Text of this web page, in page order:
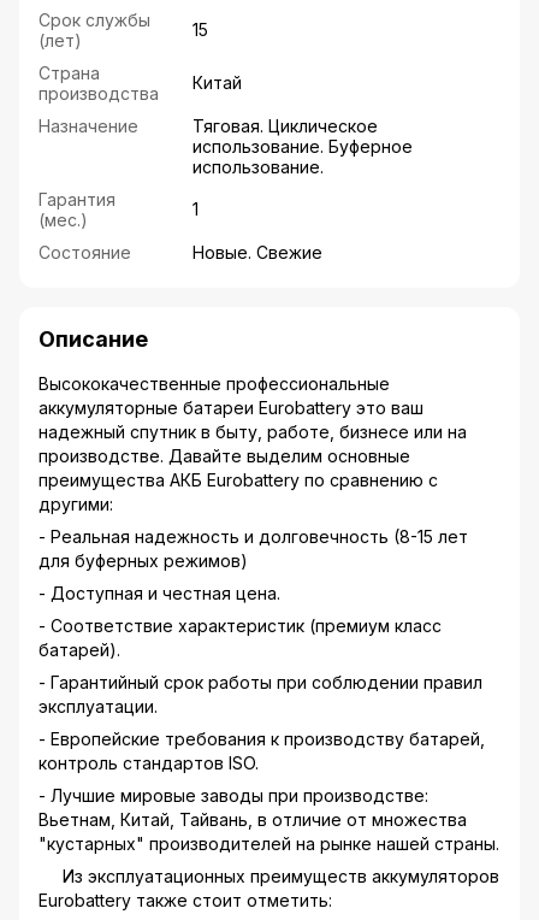
Срок службы
(лет)
15
Страна
производства
Китай
Назначение
Тяговая. Циклическое
использование. Буферное
использование.
Гарантия
(мес.)
1
Состояние Новые. Свежие
Описание
Высококачественные профессиональные
аккумуляторные батареи Eurobattery это ваш
надежный спутник в быту, работе, бизнесе или на
производстве. Давайте выделим основные
преимущества АКБ Eurobattery по сравнению с
другими:
- Реальная надежность и долговечность (8-15 лет
для буферных режимов)
- Доступная и честная цена.
- Соответствие характеристик (премиум класс
батарей).
- Гарантийный срок работы при соблюдении правил
эксплуатации.
- Европейские требования к производству батарей,
контроль стандартов ISO.
- Лучшие мировые заводы при производстве:
Вьетнам, Китай, Тайвань, в отличие от множества
"кустарных" производителей на рынке нашей страны.
Из эксплуатационных преимуществ аккумуляторов
Eurobattery также стоит отметить: